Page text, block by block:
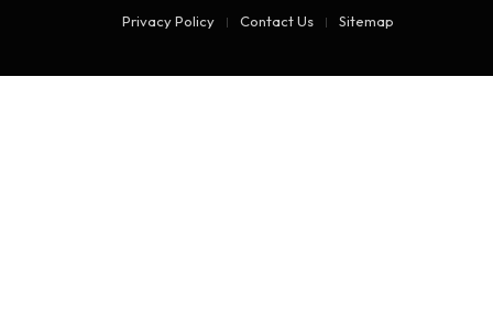
Privacy Policy Contact Us Sitemap